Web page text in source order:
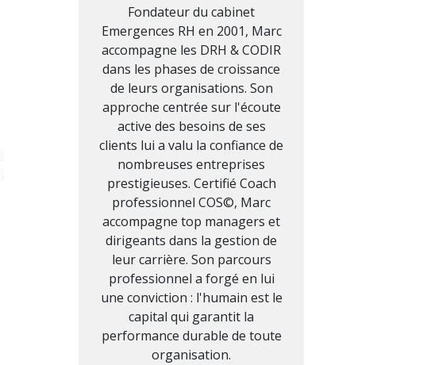
Fondateur du cabinet
Emergences RH en 2001, Marc
accompagne les DRH & CODIR
dans les phases de croissance
de leurs organisations. Son
approche centrée sur l'écoute
active des besoins de ses
clients lui a valu la confiance de
nombreuses entreprises
prestigieuses. Certifié Coach
professionnel COS©, Marc
accompagne top managers et
dirigeants dans la gestion de
leur carrière. Son parcours
professionnel a forgé en lui
une conviction : l'humain est le
capital qui garantit la
performance durable de toute
organisation.